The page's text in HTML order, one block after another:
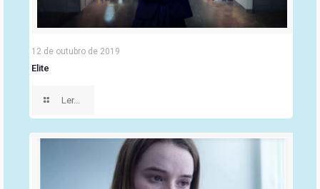
12 de outubro de 2019
Elite
Ler...